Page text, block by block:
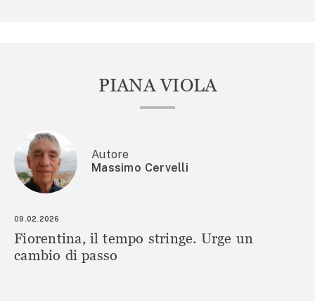
PIANA VIOLA
Autore
Massimo Cervelli
09.02.2026
Fiorentina, il tempo stringe. Urge un
cambio di passo